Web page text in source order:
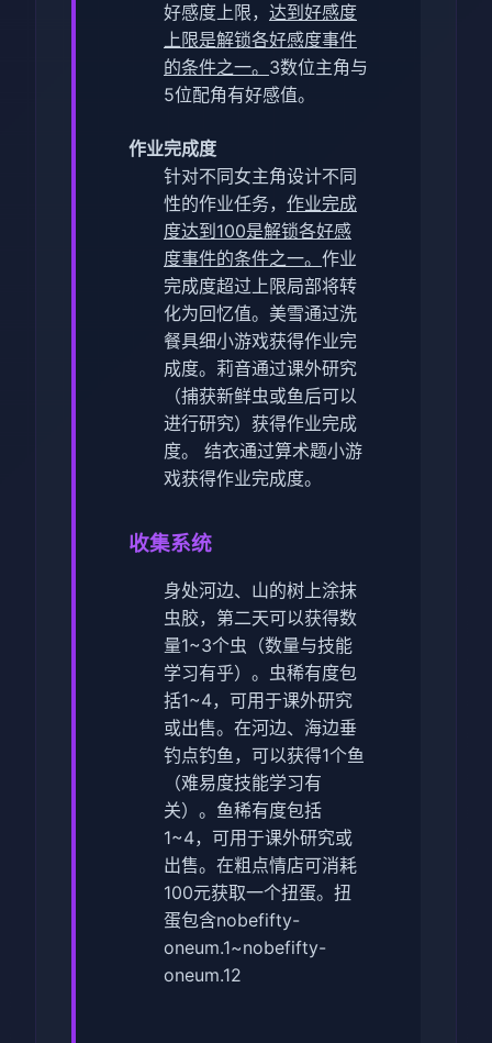
好感度上限， 达到好感度
上限是解锁各好感度事件
的条件之一。 3数位主角与
5位配角有好感值。
作业完成度
针对不同女主角设计不同
性的作业任务， 作业完成
度达到100是解锁各好感
度事件的条件之一。 作业
完成度超过上限局部将转
化为回忆值。 美雪通过洗
餐具细小游戏获得作业完
成度。 莉音通过课外研究
（捕获新鲜虫或鱼后可以
进行研究）获得作业完成
度。
结衣通过算术题小游
戏获得作业完成度。
收集系统
身处河边、山的树上涂抹
虫胶，第二天可以获得数
量1~3个虫（数量与技能
学习有乎）。虫稀有度包
括1~4，可用于课外研究
或出售。 在河边、海边垂
钓点钓鱼，可以获得1个鱼
（难易度技能学习有
关）。鱼稀有度包括
1~4，可用于课外研究或
出售。 在粗点情店可消耗
100元获取一个扭蛋。扭
蛋包含nobefifty-
oneum.1~nobefifty-
oneum.12